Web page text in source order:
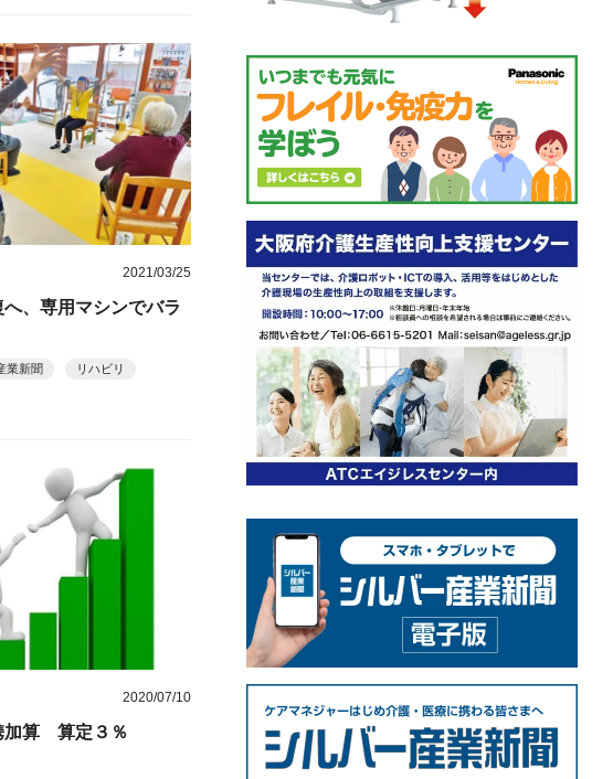
2021/03/25
、専用マシンでバラ
業新聞 リハビリ
2020/07/10
加算 算定３％